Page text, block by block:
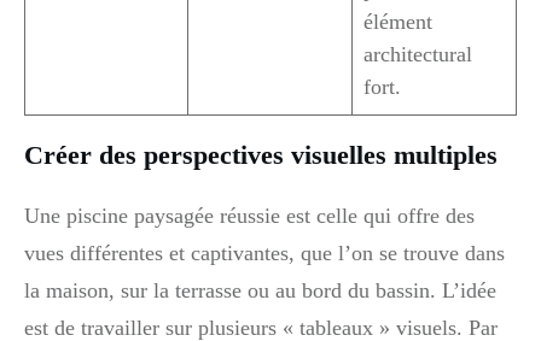
élément
architectural
fort.
Créer des perspectives visuelles multiples
Une piscine paysagée réussie est celle qui offre des
vues différentes et captivantes, que l’on se trouve dans
la maison, sur la terrasse ou au bord du bassin. L’idée
est de travailler sur plusieurs « tableaux » visuels. Par